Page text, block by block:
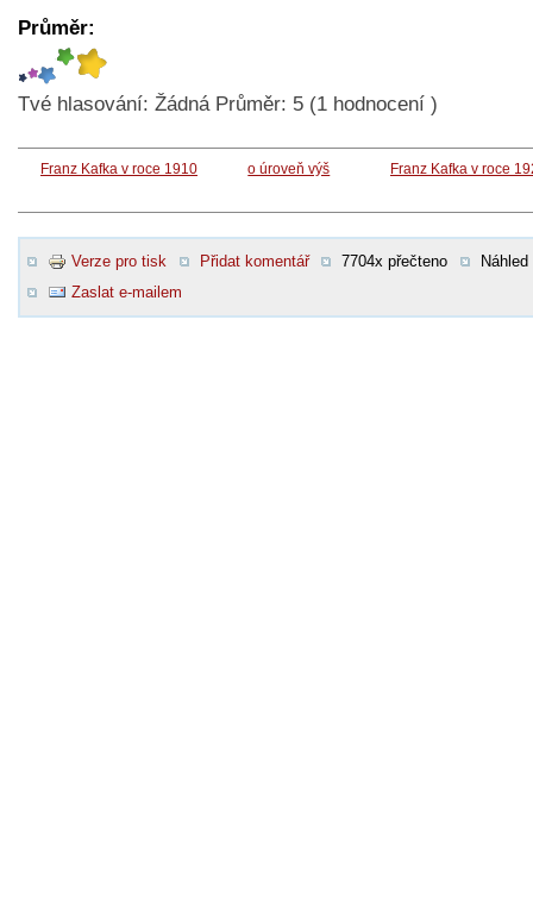
Průměr:
Tvé hlasování: Žádná Průměr: 5 (1 hodnocení )
Franz Kafka v roce 1910 o úroveň výš Franz Kafka v roce
Verze pro tisk Přidat komentář 7704x přečteno
Náhled
Zaslat e-mailem